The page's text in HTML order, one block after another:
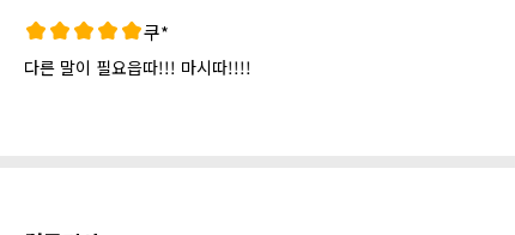
쿠*
다른 말이 필요읍따!!! 마시따!!!!